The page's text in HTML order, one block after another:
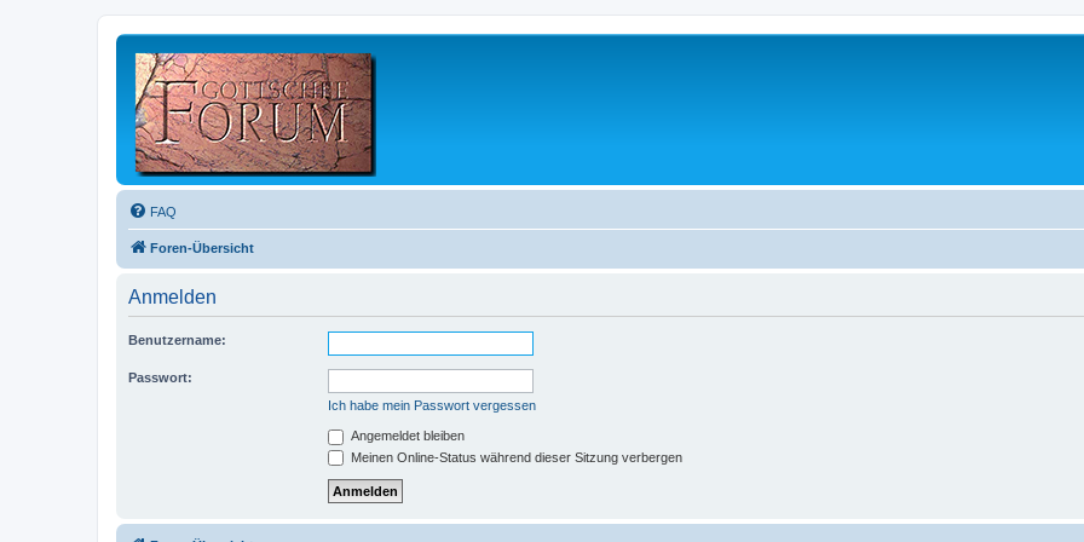
FAQ
Foren-Übersicht
Anmelden
Benutzername:
Passwort:
Ich habe mein Passwort vergessen
Angemeldet bleiben
Meinen Online-Status während dieser Sitzung verbergen